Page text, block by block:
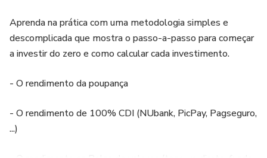
Aprenda na prática com uma metodologia simples e
descomplicada que mostra o passo-a-passo para começar
a investir do zero e como calcular cada investimento.
- O rendimento da poupança
- O rendimento de 100% CDI (NUbank, PicPay, Pagseguro,
...)